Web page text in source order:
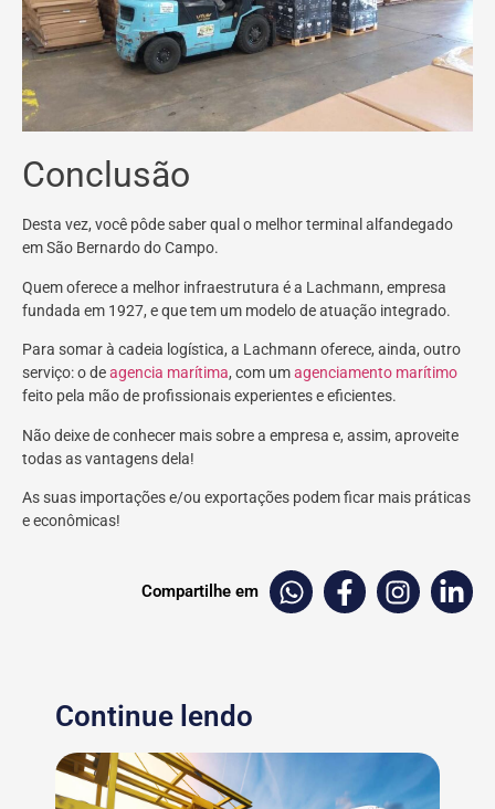
Conclusão
Desta vez, você pôde saber qual o melhor terminal alfandegado
em São Bernardo do Campo.
Quem oferece a melhor infraestrutura é a Lachmann, empresa
fundada em 1927, e que tem um modelo de atuação integrado.
Para somar à cadeia logística, a Lachmann oferece, ainda, outro
serviço: o deagencia marítima, com umagenciamento marítimo
feito pela mão de profissionais experientes e eficientes.
Não deixe de conhecer mais sobre a empresa e, assim, aproveite
todas as vantagens dela!
As suas importações e/ou exportações podem ficar mais práticas
e econômicas!
Compartilhe em
Continue lendo